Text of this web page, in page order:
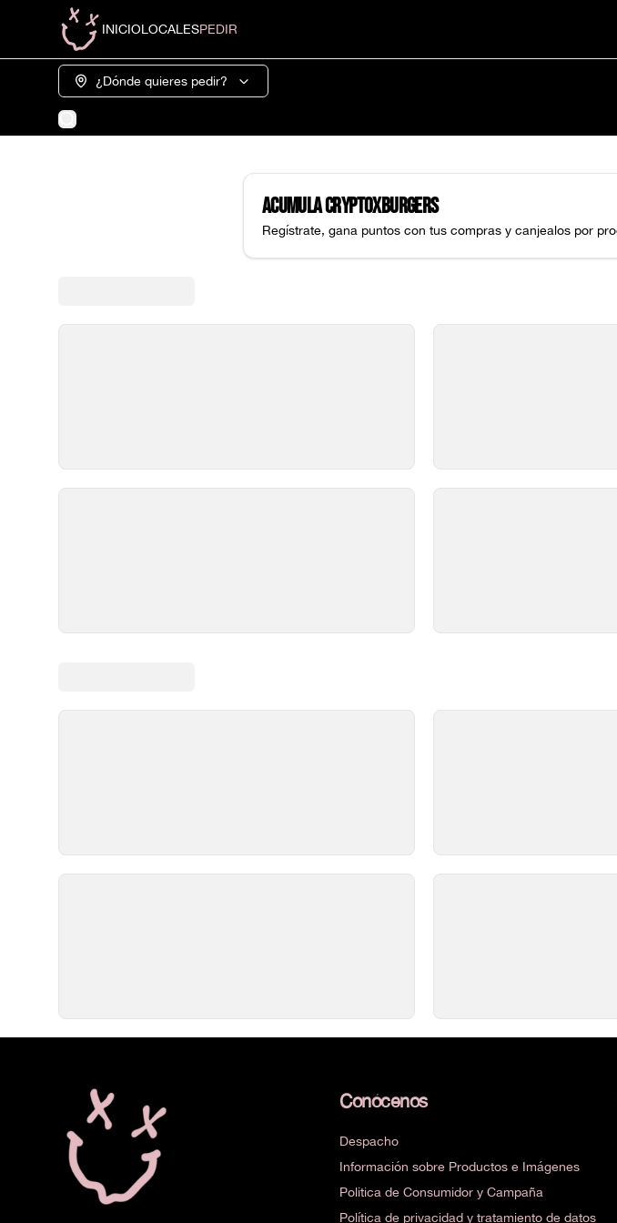
INICIOLOCALESPEDIR
¿Dónde quieres pedir?
AcumulaCryptoXburgers
Regístrate, gana puntos con tus compras y canjealos por
Conócenos
Despacho
Información sobre Productos e Imágenes
Politica de Consumidor y Campaña
Política de privacidad y tratamiento de datos